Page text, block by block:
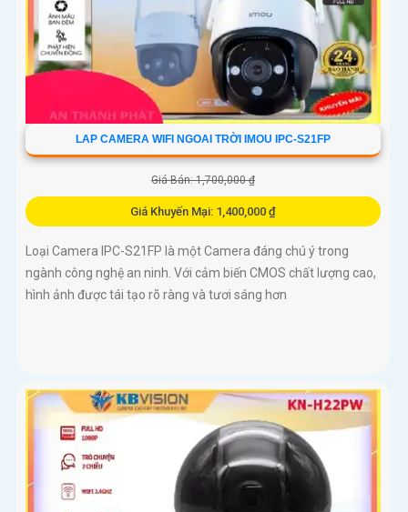
LAP CAMERA WIFI NGOAI TRỜI IMOU IPC-S21FP
Giá Bán: 1,700,000 ₫
Giá Khuyến Mại: 1,400,000 ₫
Loại Camera IPC-S21FP là một Camera đáng chú ý trong
ngành công nghệ an ninh. Với cảm biến CMOS chất lượng cao,
hình ảnh được tái tạo rõ ràng và tươi sáng hơn